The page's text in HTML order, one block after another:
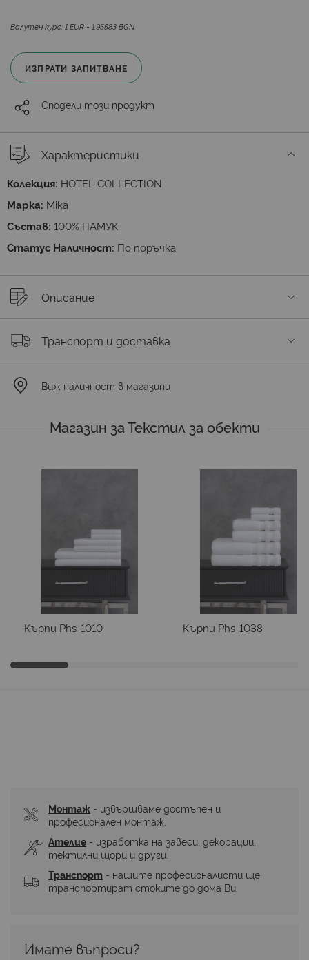
Валутен курс: 1 EUR = 1.95583 BGN
ИЗПРАТИ ЗАПИТВАНЕ
Сподели този продукт
Характеристики
Колекция: HOTEL COLLECTION
Марка: Mika
Състав: 100% ПАМУК
Статус Наличност: По поръчка
Описание
Транспорт и доставка
Виж наличност в магазини
Магазин за Текстил за обекти
Кърпи Phs-1010 Кърпи Phs-1038
Монтаж - извършваме достъпен и
професионален монтаж.
Ателие - изработка на завеси, декорации,
тектилни щори и други.
Транспорт - нашите професионалисти ще
транспортират стоките до дома Ви.
Имате въпроси?